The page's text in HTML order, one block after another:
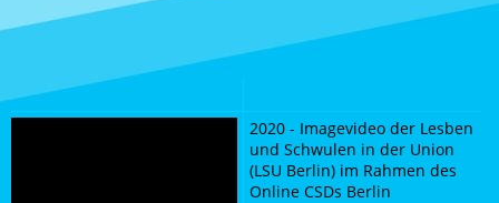
2020 - Imagevideo der Lesben
und Schwulen in der Union
(LSU Berlin) im Rahmen des
Online CSDs Berlin